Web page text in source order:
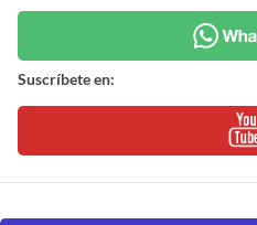
Suscríbete en: